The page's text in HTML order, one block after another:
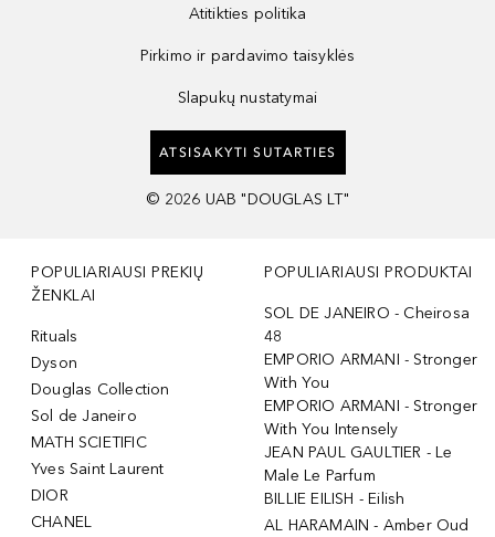
Atitikties politika
Pirkimo ir pardavimo taisyklės
Slapukų nustatymai
ATSISAKYTI SUTARTIES
© 2026 UAB "DOUGLAS LT"
POPULIARIAUSI PREKIŲ
ŽENKLAI
Rituals
Dyson
Douglas Collection
Sol de Janeiro
MATH SCIETIFIC
Yves Saint Laurent
DIOR
CHANEL
POPULIARIAUSI PRODUKTAI
SOL DE JANEIRO - Cheirosa
48
EMPORIO ARMANI - Stronger
With You
EMPORIO ARMANI - Stronger
With You Intensely
JEAN PAUL GAULTIER - Le
Male Le Parfum
BILLIE EILISH - Eilish
AL HARAMAIN - Amber Oud